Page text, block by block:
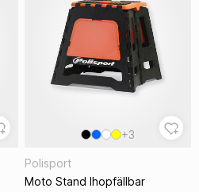
+3
Polisport
Moto Stand Ihopfällbar